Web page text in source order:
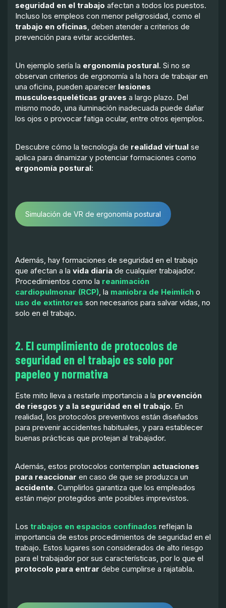
seguridad en el trabajo afectan a todos los puestos.
Incluso los empleos con menor peligrosidad, como el
trabajo en oficinas, deben atender a criterios de
prevención para evitar accidentes.
Un ejemplo sería la ergonomía postural. Si no se
observan criterios de ergonomía a la hora de trabajar en
una oficina, pueden aparecer lesiones
musculoesqueléticas graves a largo plazo. Del
mismo modo, una iluminación inadecuada puede dañar
los ojos o provocar fatiga ocular, entre otros ejemplos.
Descubre cómo la tecnología de realidad virtual se
aplica para dinamizar y potenciar formaciones como
ergonomía postural:
Simulación de VR de ergonomía postural
Además, hay formaciones de seguridad en el trabajo
que afectan a la vida diaria de cualquier trabajador.
Procedimientos como la reanimación
cardiopulmonar (RCP), la maniobra de Heimlich o
uso de extintores son necesarios para salvar vidas, no
solo en el trabajo.
2. El cumplimiento de protocolos de
seguridad en el trabajo es solo por
papeleo y normativa
Este mito lleva a restarle importancia a la prevención
de riesgos y a la seguridad en el trabajo. En
realidad, los protocolos preventivos están diseñados
para prevenir accidentes habituales, y para establecer
buenas prácticas que protejan al trabajador.
Además, estos protocolos contemplan actuaciones
para reaccionar en caso de que se produzca un
accidente. Cumplirlos garantiza que los empleados
están mejor protegidos ante posibles imprevistos.
Los trabajos en espacios confinados reflejan la
importancia de estos procedimientos de seguridad en el
trabajo. Estos lugares son considerados de alto riesgo
para el trabajador por sus características, por lo que el
protocolo para entrar debe cumplirse a rajatabla.